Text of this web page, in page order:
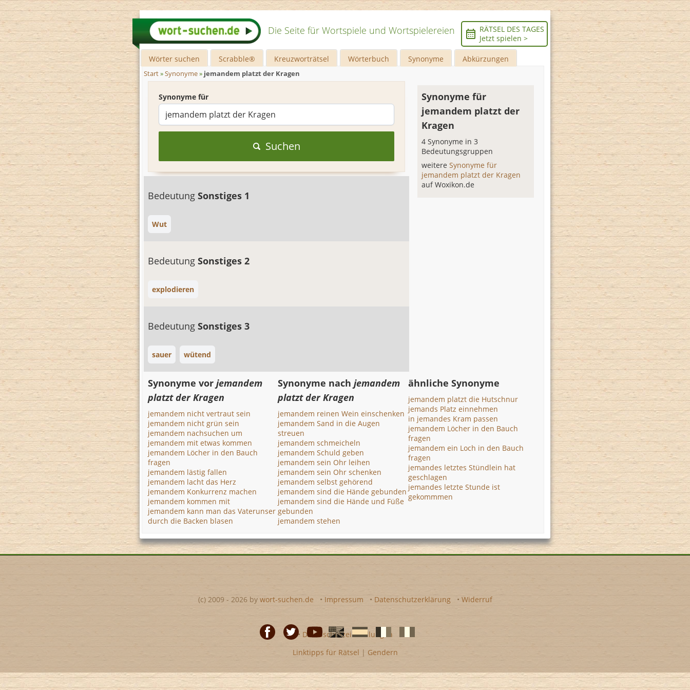
Die Seite für Wortspiele und Wortspielereien
RÄTSEL DES TAGES
Jetzt spielen >
Wörter suchen Scrabble® Kreuzworträtsel Wörterbuch Synonyme Abkürzungen
Start»Synonyme» jemandem platzt der Kragen
Synonyme für
Suchen
Bedeutung Sonstiges 1
Wut
Bedeutung Sonstiges 2
explodieren
Bedeutung Sonstiges 3
sauer wütend
Synonyme für
jemandem platzt der
Kragen
4 Synonyme in 3
Bedeutungsgruppen
weitereSynonyme für
jemandem platzt der Kragen
auf Woxikon.de
Synonyme vor jemandem
platzt der Kragen
jemandem nicht vertraut sein
jemandem nicht grün sein
jemandem nachsuchen um
jemandem mit etwas kommen
jemandem Löcher in den Bauch
fragen
jemandem lästig fallen
jemandem lacht das Herz
jemandem Konkurrenz machen
jemandem kommen mit
jemandem kann man das Vaterunser
durch die Backen blasen
Synonyme nachjemandem
platzt der Kragen
jemandem reinen Wein einschenken
jemandem Sand in die Augen
streuen
jemandem schmeicheln
jemandem Schuld geben
jemandem sein Ohr leihen
jemandem sein Ohr schenken
jemandem selbst gehörend
jemandem sind die Hände gebunden
jemandem sind die Hände und Füße
gebunden
jemandem stehen
ähnliche Synonyme
jemandem platzt die Hutschnur
jemands Platz einnehmen
in jemandes Kram passen
jemandem Löcher in den Bauch
fragen
jemandem ein Loch in den Bauch
fragen
jemandes letztes Stündlein hat
geschlagen
jemandes letzte Stunde ist
gekommmen
(c) 2009 - 2026 by wort-suchen.de • Impressum • Datenschutzerklärung • Widerruf
• Datenschutzeinstellungen
TwitterYoutubeEnglische
wort-
Spanische
wort-
französiche
Kreuzworträtsel-
italienische
Kreuzworträtsel-
Linktipps für Rätsel | Gendern